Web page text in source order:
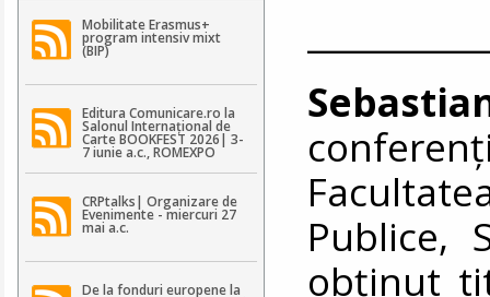
Mobilitate Erasmus+
program intensiv mixt
(BIP)
Editura Comunicare.ro la
Salonul Internațional de
Carte BOOKFEST 2026| 3-
7 iunie a.c., ROMEXPO
CRPtalks| Organizare de
Evenimente - miercuri 27
mai a.c.
De la fonduri europene la
Publice,
obținut